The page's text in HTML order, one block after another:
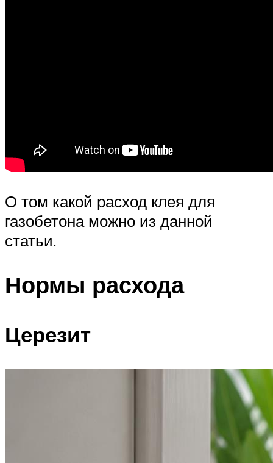
О том какой расход клея для
газобетона можно из данной
статьи.
Нормы расхода
Церезит